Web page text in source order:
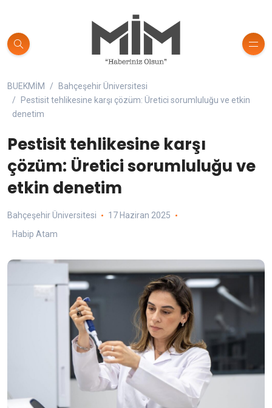
BUEKMİM
Bahçeşehir Üniversitesi
Pestisit tehlikesine karşı çözüm: Üretici sorumluluğu ve etkin
denetim
Pestisit tehlikesine karşı
çözüm: Üretici sorumluluğu ve
etkin denetim
Bahçeşehir Üniversitesi
17 Haziran 2025
Habip Atam